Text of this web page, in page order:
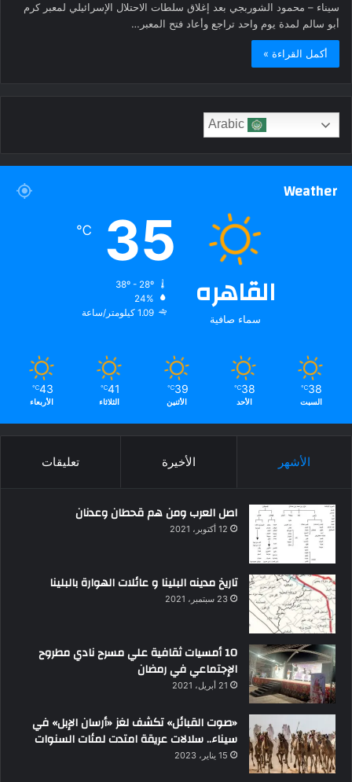
سيناء – محمود الشوربجي بعد إغلاق سلطات الاحتلال الإسرائيلي لمعبر كرم
أبو سالم لمدة يوم واحد تراجع وأعاد فتح المعبر…
أكمل القراءة »
Weather
القاهره
سماء صافية
35
℃
24%
1.09 كيلومتر/ساعة
38
℃
السبت
38
℃
الأحد
39
℃
الأثنين
41
℃
الثلاثاء
43
℃
الأربعاء
الأشهر الأخيرة تعليقات
اصل العرب ومن هم قحطان وعدنان
12 أكتوبر، 2021
تاريخ مدينه البلينا و عائلات الهوارة بالبلينا
23 سبتمبر، 2021
10 أمسيات ثقافية علي مسرح نادي مطروح
الإجتماعي في رمضان
21 أبريل، 2021
«صوت القبائل» تكشف لغز «أرسان الإبل» في
سيناء.. سلالات عريقة امتدت لمئات السنوات
15 يناير، 2023